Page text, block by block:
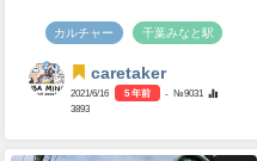
カルチャー 千葉みなと駅
caretaker
2021/6/16 5 年前
- №9031
3893